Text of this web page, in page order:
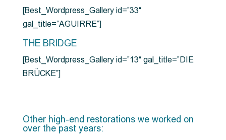
[Best_Wordpress_Gallery id=”33″
gal_title=”AGUIRRE”]
THE BRIDGE
[Best_Wordpress_Gallery id=”13″ gal_title=”DIE
BRÜCKE”]
Other high-end restorations we worked on
over the past years: